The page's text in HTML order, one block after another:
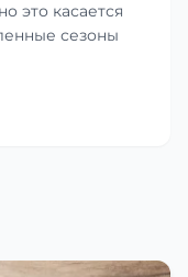
это касается
сезоны